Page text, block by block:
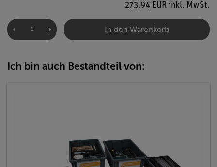
273,94 EUR inkl. MwSt.
In den Warenkorb
Ich bin auch Bestandteil von: